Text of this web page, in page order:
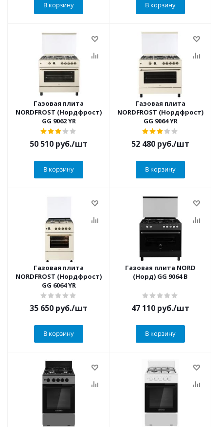
В корзину В корзину
Газовая плита
NORDFROST (Нордфрост)
GG 9062 YR
50 510 руб./шт
В корзину
Газовая плита
NORDFROST (Нордфрост)
GG 9064 YR
52 480 руб./шт
В корзину
Газовая плита
NORDFROST (Нордфрост)
GG 6064 YR
35 650 руб./шт
В корзину
Газовая плита NORD
(Норд) GG 9064 B
47 110 руб./шт
В корзину